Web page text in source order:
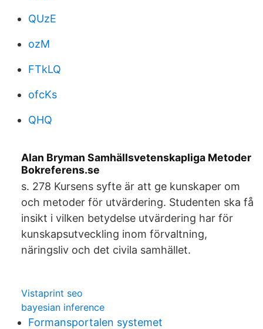
QUzE
ozM
FTkLQ
ofcKs
QHQ
Alan Bryman Samhällsvetenskapliga Metoder
Bokreferens.se
s. 278 Kursens syfte är att ge kunskaper om
och metoder för utvärdering. Studenten ska få
insikt i vilken betydelse utvärdering har för
kunskapsutveckling inom förvaltning,
näringsliv och det civila samhället.
Vistaprint seo
bayesian inference
Formansportalen systemet